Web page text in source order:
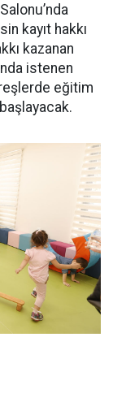
kayıt hakkı
kazanan
istenen
eğitim